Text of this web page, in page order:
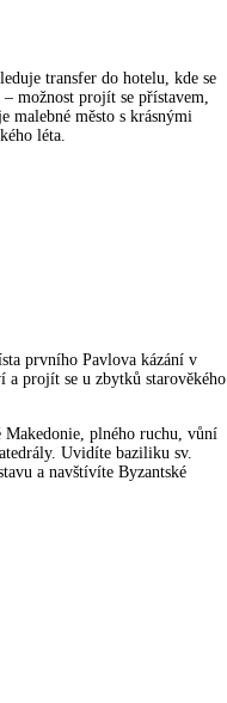
transfer do hotelu, kde se
možnost projít se přístavem,
malebné město s krásnými
léta.
prvního Pavlova kázání v
a projít se u zbytků starověkého
Makedonie, plného ruchu, vůní
Uvidíte baziliku sv.
a navštívíte Byzantské